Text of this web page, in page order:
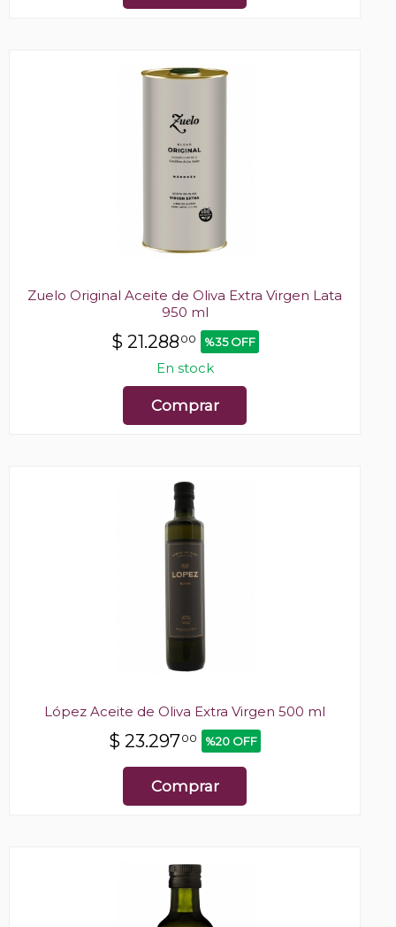
Zuelo Original Aceite de Oliva Extra Virgen Lata
950 ml
$ 21.288 00 %35 OFF
En stock
Comprar
López Aceite de Oliva Extra Virgen 500 ml
$ 23.29700 %20 OFF
Comprar